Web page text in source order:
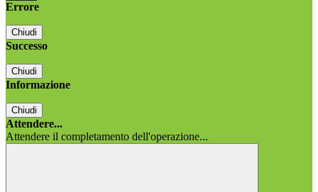
Errore
Chiudi
Successo
Chiudi
Informazione
Chiudi
Attendere...
Attendere il completamento dell'operazione...